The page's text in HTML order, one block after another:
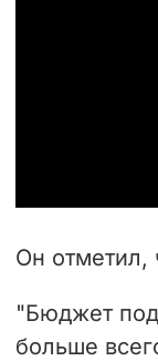
Он отметил,
"Бюджет
больше